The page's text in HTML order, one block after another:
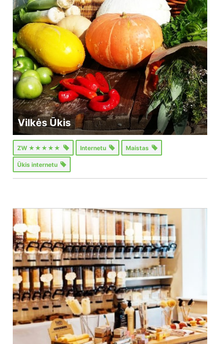
Vilkės Ūkis
ZW ★★★★★ Internetu Maistas
Ūkis internetu